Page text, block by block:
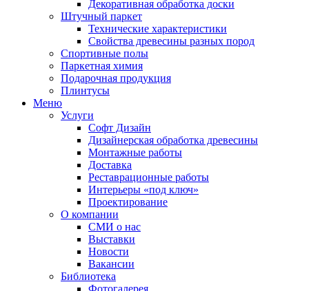
Декоративная обработка доски
Штучный паркет
Технические характеристики
Свойства древесины разных пород
Спортивные полы
Паркетная химия
Подарочная продукция
Плинтусы
Меню
Услуги
Софт Дизайн
Дизайнерская обработка древесины
Монтажные работы
Доставка
Реставрационные работы
Интерьеры «под ключ»
Проектирование
О компании
СМИ о нас
Выставки
Новости
Вакансии
Библиотека
Фотогалерея